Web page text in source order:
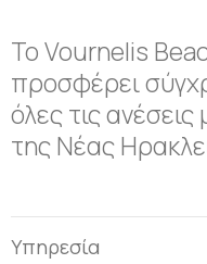
Το Vournelis
προσφέρει
όλες τις
της Νέας
Υπηρεσία